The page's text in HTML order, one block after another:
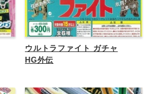
ウルトラファイト ガチャ
HG外伝